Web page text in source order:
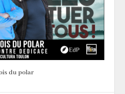
du polar